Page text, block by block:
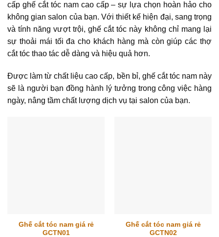
cấp ghế cắt tóc nam cao cấp – sự lựa chọn hoàn hảo cho
không gian salon của bạn. Với thiết kế hiện đại, sang trọng
và tính năng vượt trội, ghế cắt tóc này không chỉ mang lại
sự thoải mái tối đa cho khách hàng mà còn giúp các thợ
cắt tóc thao tác dễ dàng và hiệu quả hơn.
Được làm từ chất liệu cao cấp, bền bỉ, ghế cắt tóc nam này
sẽ là người bạn đồng hành lý tưởng trong công việc hàng
ngày, nâng tầm chất lượng dịch vụ tại salon của bạn.
Ghế cắt tóc nam giá rẻ
GCTN01
Ghế cắt tóc nam giá rẻ
GCTN02